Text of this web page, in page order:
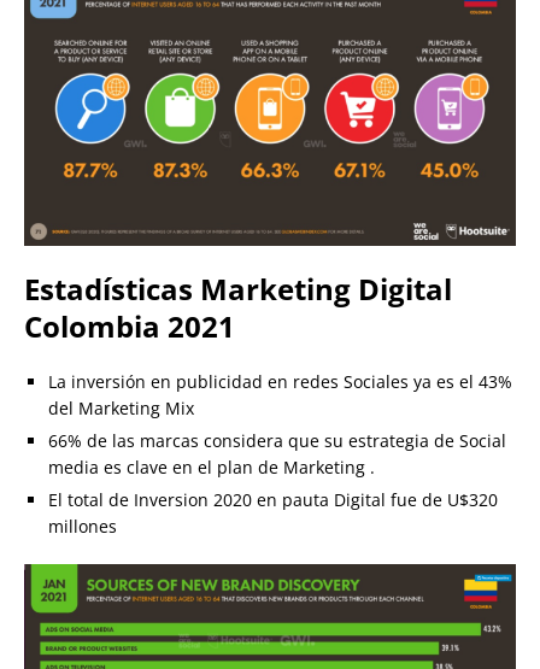
Estadísticas Marketing Digital
Colombia 2021
La inversión en publicidad en redes Sociales ya es el 43%
del Marketing Mix
66% de las marcas considera que su estrategia de Social
media es clave en el plan de Marketing .
El total de Inversion 2020 en pauta Digital fue de U$320
millones